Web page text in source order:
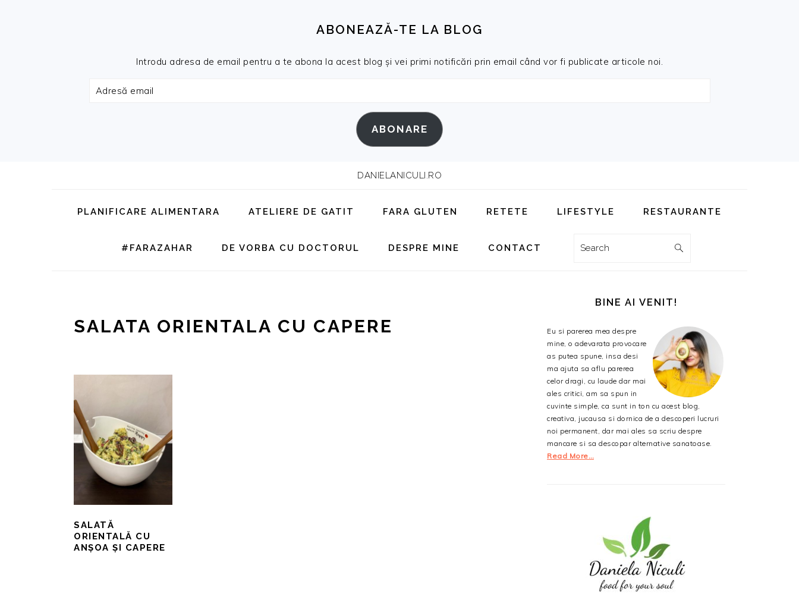
ABONEAZĂ-TE LA BLOG
Introdu adresa de email pentru a te abona la acest blog și vei primi notificări prin email când vor fi publicate articole noi.
Adresă
ABONARE
DANIELANICULI.RO
PLANIFICARE ALIMENTARA ATELIERE DE GATIT FARA GLUTEN RETETE LIFESTYLE RESTAURANTE
#FARAZAHAR DE VORBA CU DOCTORUL DESPRE MINE CONTACT Search
SALATA ORIENTALA CU CAPERE
SALATĂ
ORIENTALĂ CU
ANȘOA ȘI CAPERE
PRINCIPALĂBINE AI VENIT!
Eu si parerea mea despre
mine, o adevarata provocare
as putea spune, insa desi
ma ajuta sa aflu parerea
celor dragi, cu laude dar mai
ales critici, am sa spun in
cuvinte simple, ca sunt in ton cu acest blog,
creativa, jucausa si dornica de a descoperi lucruri
noi permanent, dar mai ales sa scriu despre
mancare si sa descopar alternative sanatoase.
Read More…